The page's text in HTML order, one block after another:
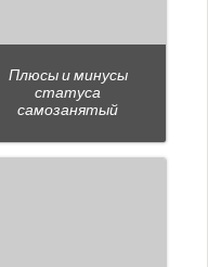
Плюсы и минусы
статуса
самозанятый